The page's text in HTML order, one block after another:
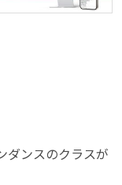
ダンスのクラスが